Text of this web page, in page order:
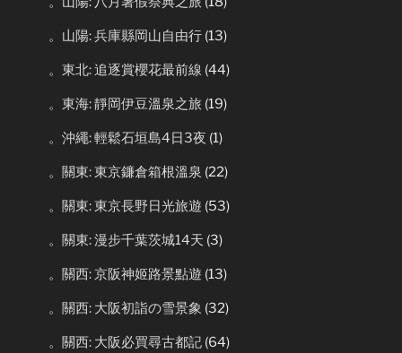
。山陽: 兵庫縣岡山自由行 (13)
。東北: 追逐賞櫻花最前線 (44)
。東海: 靜岡伊豆溫泉之旅 (19)
。沖繩: 輕鬆石垣島4日3夜 (1)
。關東: 東京鐮倉箱根溫泉 (22)
。關東: 東京長野日光旅遊 (53)
。關東: 漫步千葉茨城14天 (3)
。關西: 京阪神姬路景點遊 (13)
。關西: 大阪初詣の雪景象 (32)
。關西: 大阪必買尋古都記 (64)